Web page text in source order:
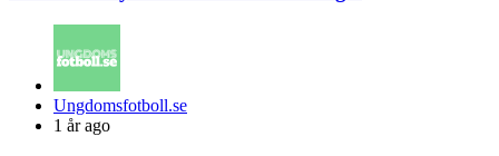
Posted
by
Ungdomsfotboll.se
1 år ago